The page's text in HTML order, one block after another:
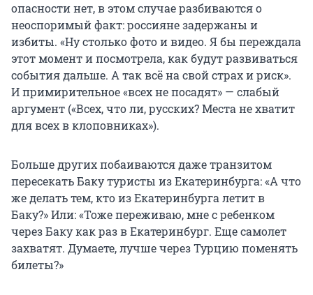
опасности нет, в этом случае разбиваются о
неоспоримый факт: россияне задержаны и
избиты. «Ну столько фото и видео. Я бы переждала
этот момент и посмотрела, как будут развиваться
события дальше. А так всё на свой страх и риск».
И примирительное «всех не посадят» — слабый
аргумент («Всех, что ли, русских? Места не хватит
для всех в клоповниках»).
Больше других побаиваются даже транзитом
пересекать Баку туристы из Екатеринбурга: «А что
же делать тем, кто из Екатеринбурга летит в
Баку?» Или: «Тоже переживаю, мне с ребенком
через Баку как раз в Екатеринбург. Еще самолет
захватят. Думаете, лучше через Турцию поменять
билеты?»